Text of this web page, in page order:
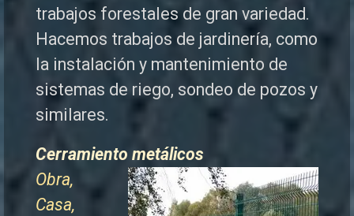
trabajos forestales de gran variedad.
Hacemos trabajos de jardinería, como
la instalación y mantenimiento de
sistemas de riego, sondeo de pozos y
similares.
Cerramiento metálicos
Obra,
Casa,